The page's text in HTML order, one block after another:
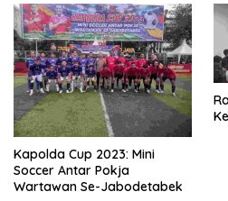
Kapolda Cup 2023: Mini
Soccer Antar Pokja
Wartawan Se-Jabodetabek